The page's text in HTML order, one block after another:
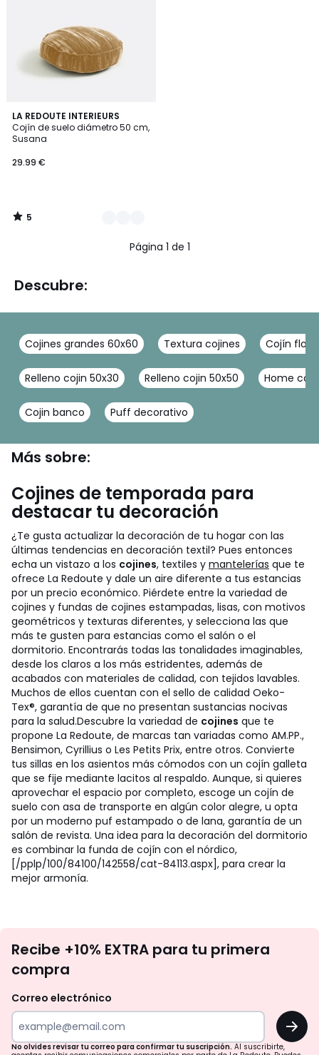
LA REDOUTE INTERIEURS
Cojín de suelo diámetro 50 cm,
Susana
29.99 €
5
/
5
2
Colores
5
/
Página 1 de 1
Descubre:
Cojines grandes 60x60 Textura cojines Cojín flor
Relleno cojin 50x30 Relleno cojin 50x50 Home
Cojin banco Puff decorativo
Más sobre:
Cojines de temporada para
destacar tu decoración
¿Te gusta actualizar la decoración de tu hogar con las
últimas tendencias en decoración textil? Pues entonces
echa un vistazo a los cojines, textiles y mantelerías que te
ofrece La Redoute y dale un aire diferente a tus estancias
por un precio económico. Piérdete entre la variedad de
cojines y fundas de cojines estampadas, lisas, con motivos
geométricos y texturas diferentes, y selecciona las que
más te gusten para estancias como el salón o el
dormitorio. Encontrarás todas las tonalidades imaginables,
desde los claros a los más estridentes, además de
acabados con materiales de calidad, con tejidos lavables.
Muchos de ellos cuentan con el sello de calidad Oeko-
Tex®, garantía de que no presentan sustancias nocivas
para la salud.Descubre la variedad de cojines que te
propone La Redoute, de marcas tan variadas como AM.PP.,
Bensimon, Cyrillius o Les Petits Prix, entre otros. Convierte
tus sillas en los asientos más cómodos con un cojín galleta
que se fije mediante lacitos al respaldo. Aunque, si quieres
aprovechar el espacio por completo, escoge un cojín de
suelo con asa de transporte en algún color alegre, u opta
por un moderno puf estampado o de lana, garantía de un
salón de revista. Una idea para la decoración del dormitorio
es combinar la funda de cojín con el nórdico,
[/pplp/100/84100/142558/cat-84113.aspx], para crear la
mejor armonía.
te
tu
para
Recibe +10% EXTRA para tu primera
compra
Correo electrónico
OK
No olvides revisar tu correo para confirmar tu suscripción. Al suscribirte,